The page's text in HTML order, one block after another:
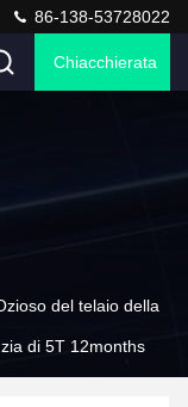
86-138-53728022
Chiacchierata
del telaio della
di 5T 12months